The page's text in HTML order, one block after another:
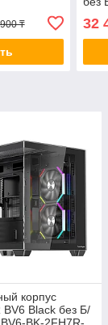
₸ 32
корпус
BV6 Black без Б/